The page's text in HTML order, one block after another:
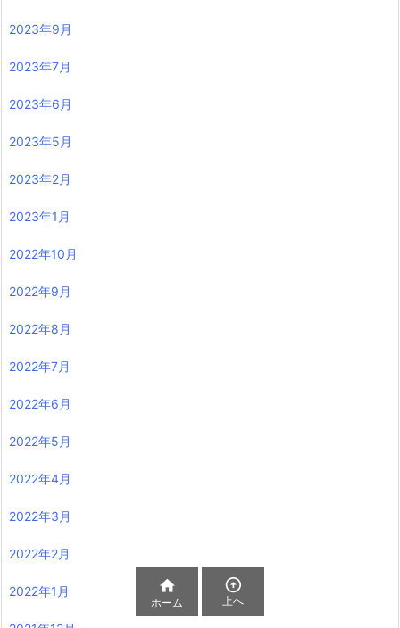
2023年9月
2023年7月
2023年6月
2023年5月
2023年2月
2023年1月
2022年10月
2022年9月
2022年8月
2022年7月
2022年6月
2022年5月
2022年4月
2022年3月
2022年2月
2022年1月 
ホーム

上へ